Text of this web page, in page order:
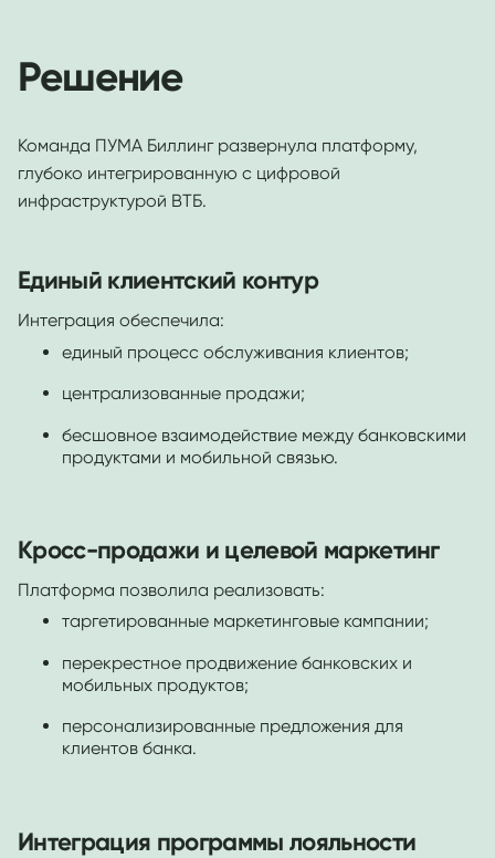
Решение
Команда ПУМА Биллинг развернула платформу,
глубоко интегрированную с цифровой
инфраструктурой ВТБ.
Единый клиентский контур
Интеграция обеспечила:
единый процесс обслуживания клиентов;
централизованные продажи;
бесшовное взаимодействие между банковскими
продуктами и мобильной связью.
Кросс-продажи и целевой маркетинг
Платформа позволила реализовать:
таргетированные маркетинговые кампании;
перекрестное продвижение банковских и
мобильных продуктов;
персонализированные предложения для
клиентов банка.
Интеграция программы лояльности